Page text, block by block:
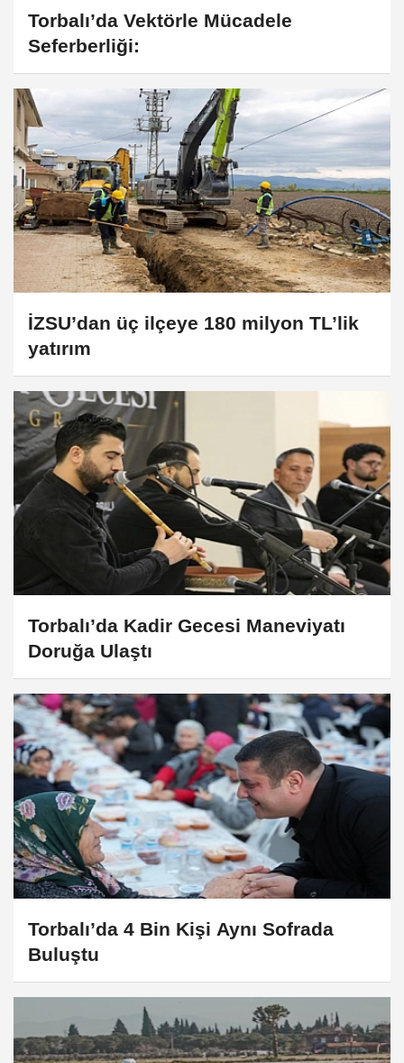
Torbalı’da Vektörle Mücadele
Seferberliği:
İZSU’dan üç ilçeye 180 milyon TL’lik
yatırım
Torbalı’da Kadir Gecesi Maneviyatı
Doruğa Ulaştı
Torbalı’da 4 Bin Kişi Aynı Sofrada
Buluştu